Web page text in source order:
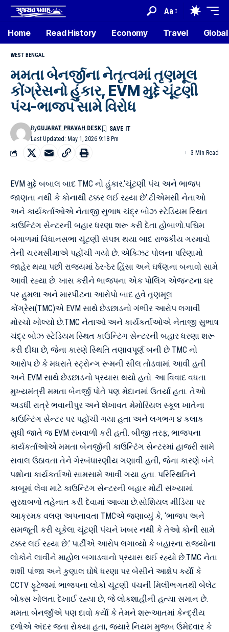
Aa
Home Read History Economy Travel
WEST BENGAL
મમતા બેનર્જીના નેતૃત્વમાં તૃણમૂલ
કોંગ્રેસનો હુંકાર, EVM મુદ્દે ચૂંટણી
પંચ-ભાજપ સામે વિરોધ
Last Updated: May 1, 2026 9:18 Pm
ByGUJARAT PRAVAH DESK
3 Min Read
EVM મુદ્દે બબાલ બાદ TMC નો હુંકાર.‘ચૂંટણી પંચ અને ભાજપ
જાણતા નથી કે કોનાથી ટક્કર લઈ રહ્યા છે’.ટીએમસી નેતાઓ
અને કાર્યકર્તાઓએ નેતાજી સુભાષ ચંદ્ર બોઝ સ્ટેડિયમ સ્થિત
કાઉન્ટિંગ સેન્ટરની બહાર ધરણા શરૂ કરી દેતા હોબાળો.પશ્ચિમ
બંગાળમાં વિધાનસભા ચૂંટણી સંપન્ન થયા બાદ રાજકીય ગરમાવો
તેની ચરમસીમાએ પહોંચી ગયો છે. એક્ઝિટ પોલના પરિણામો
જાહેર થયા પછી રાજ્યમાં ઠેર-ઠેર હિંસા અને ઘર્ષણના બનાવો સામે
આવી રહ્યા છે. ખાસ કરીને ભાજપના એક પોલિંગ એજન્ટના ઘર
પર હુમલા અને મારપીટના આરોપો બાદ હવે તૃણમૂલ
કોંગ્રેસ(TMC)એ EVM સાથે છેડછાડનો ગંભીર આરોપ લગાવી
મોરચો ખોલ્યો છે.TMC નેતાઓ અને કાર્યકર્તાઓએ નેતાજી સુભાષ
ચંદ્ર બોઝ સ્ટેડિયમ સ્થિત કાઉન્ટિંગ સેન્ટરની બહાર ધરણા શરૂ
કરી દીધા છે, જેના કારણે સ્થિતિ તણાવપૂર્ણ બની છે TMC નો
આરોપ છે કે મધરાતે સ્ટ્રોન્ગ રૂમની સીલ તોડવામાં આવી હતી
અને EVM સાથે છેડછાડનો પ્રયાસ થયો હતો. આ વિવાદ વધતા
મુખ્યમંત્રી મમતા બેનર્જી પોતે પણ મેદાનમાં ઉતર્યા હતા. તેઓ
અડધી રાત્રે ભવાનીપુર અને શેખાવત મેમોરિયલ સ્કૂલ ખાતેના
કાઉન્ટિંગ સેન્ટર પર પહોંચી ગયા હતા અને લગભગ ૪ કલાક
સુધી જાતે જ EVM રખવાળી કરી હતી. બીજી તરફ, ભાજપના
કાર્યકર્તાઓએ મમતા બેનર્જીની કાઉન્ટિંગ સેન્ટરમાં હાજરી સામે
સવાલ ઉઠાવતા તેને ગેરબંધારણીય ગણાવી હતી, જેના કારણે બંને
પક્ષોના કાર્યકર્તાઓ સામસામે આવી ગયા હતા. પરિસ્થિતિને
કાબૂમાં લેવા માટે કાઉન્ટિંગ સેન્ટરની બહાર મોટી સંખ્યામાં
સુરક્ષબળો તહેનાત કરી દેવામાં આવ્યા છે.સોશિયલ મીડિયા પર
આક્રમક વલણ અપનાવતા TMCએ જણાવ્યું કે, ‘ભાજપ અને
સમજૂતી કરી ચૂકેલા ચૂંટણી પંચને ખબર નથી કે તેઓ કોની સામે
ટક્કર લઈ રહ્યા છે.’ પાર્ટીએ આરોપ લગાવ્યો કે બહારના રાજ્યોના
લોકોને લાવીને માહોલ બગાડવાનો પ્રયાસ થઈ રહ્યો છે.TMC નેતા
શશી પાંજા અને કુણાલ ઘોષે ધરણા પર બેસીને આક્ષેપ કર્યાે કે
CCTV ફૂટેજમાં ભાજપના લોકો ચૂંટણી પંચની મિલીભગતથી બેલેટ
બોક્સ ખોલતા દેખાઈ રહ્યા છે, જે લોકશાહીની હત્યા સમાન છે.
મમતા બેનર્જીએ પણ દાવો કર્યાે કે તેમને શરૂઆતમાં કેન્દ્રીય
દળોએ અંદર જતા રોક્યા હતા, જ્યારે નિયમ મુજબ ઉમેદવાર કે